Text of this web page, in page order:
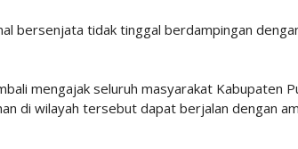
bersenjata tidak tinggal berdampingan
mengajak seluruh masyarakat Kabupaten
di wilayah tersebut dapat berjalan dengan